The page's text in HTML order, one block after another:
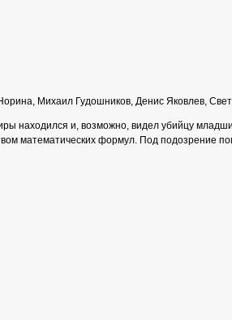
Михаил Гудошников, Денис Яковлев,
находился и, возможно, видел убийцу
математических формул. Под подозрение